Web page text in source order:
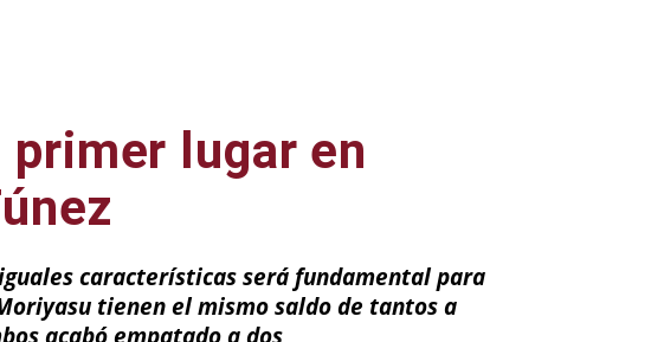
lugar en
características será fundamental para
tienen el mismo saldo de tantos a